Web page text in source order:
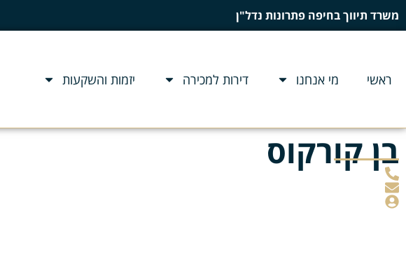
משרד תיווך בחיפה פתרונות נדל"ן
ראשי מי אנחנו דירות למכירה יזמות והשקעות
בן קורקוס